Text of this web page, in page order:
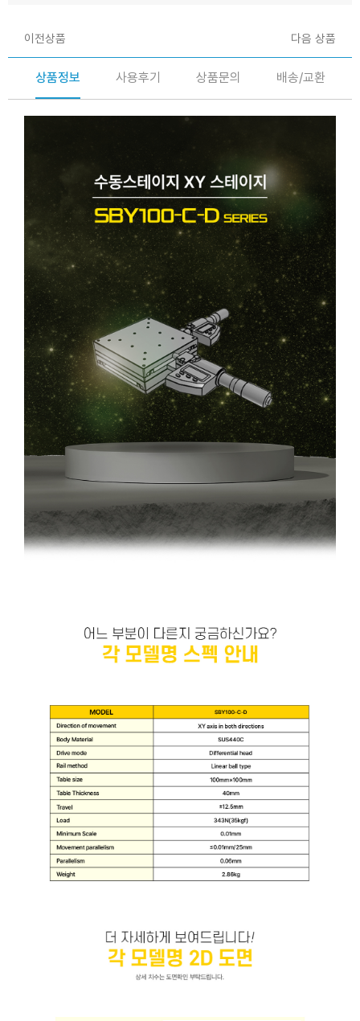
이전상품 다음 상품
상품정보 사용후기 상품문의 배송/교환